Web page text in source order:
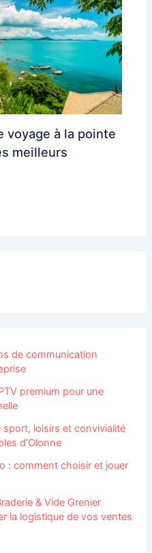
voyage à la pointe
meilleurs
de communication
premium pour une
sport, loisirs et convivialité
d’Olonne
: comment choisir et jouer
& Vide Grenier
la logistique de vos ventes